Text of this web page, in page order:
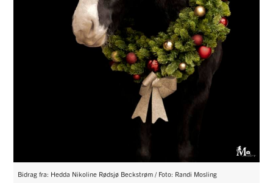
Bidrag fra: Hedda Nikoline Rødsjø Beckstrøm / Foto: Randi Mosling